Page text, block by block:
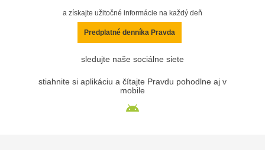
a získajte užitočné informácie na každý deň
Predplatné denníka Pravda
sledujte naše sociálne siete
stiahnite si aplikáciu a čítajte Pravdu pohodlne aj v
mobile